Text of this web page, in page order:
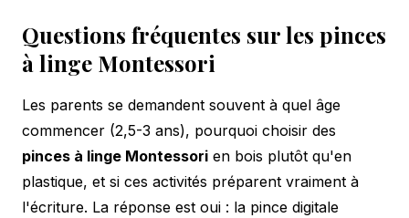
Questions fréquentes sur les pinces
à linge Montessori
Les parents se demandent souvent à quel âge
commencer (2,5-3 ans), pourquoi choisir des
pinces à linge Montessori en bois plutôt qu'en
plastique, et si ces activités préparent vraiment à
l'écriture. La réponse est oui : la pince digitale